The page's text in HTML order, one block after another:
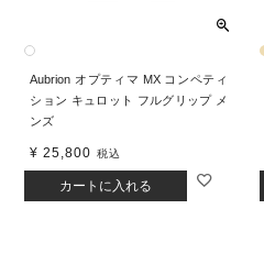
Aubrion オプティマ MX コンペティ
ション キュロット フルグリップ メ
ンズ
¥ 25,800 税込
カートに入れる